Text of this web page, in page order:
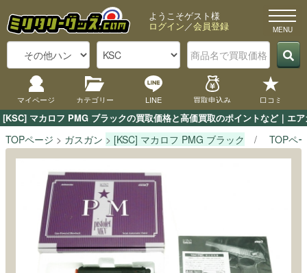
[KSC] マカロフ PMG ブラックの買取価格と高価買取のポイントなど｜エ
ようこそゲスト様
ログイン／会員登録
マイページ カテゴリー LINE 買取申込み 口コミ
TOPページ ガスガン [KSC] マカロフ PMG ブラック TOPペ